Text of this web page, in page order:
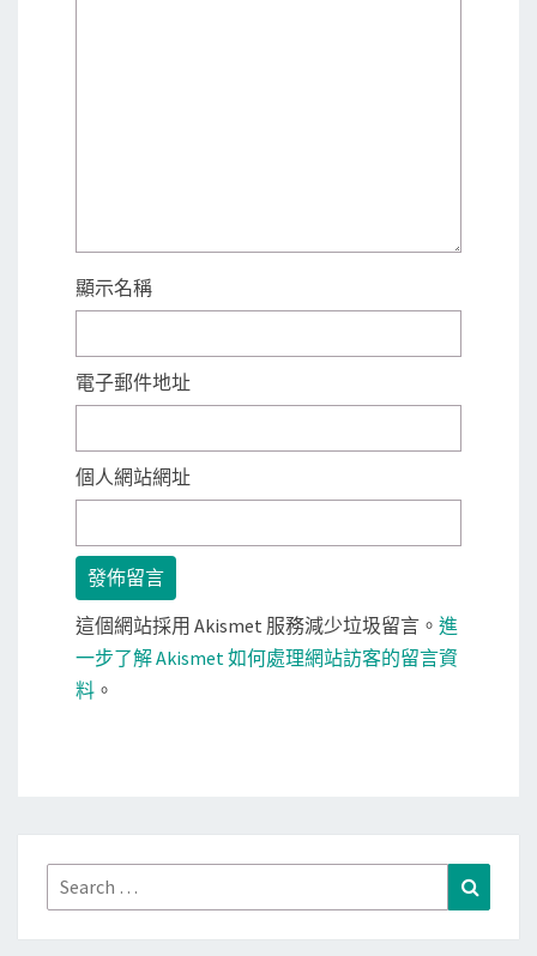
顯示名稱
電子郵件地址
個人網站網址
這個網站採用 Akismet 服務減少垃圾留言。 進
一步了解 Akismet 如何處理網站訪客的留言資
料 。
Search
for: